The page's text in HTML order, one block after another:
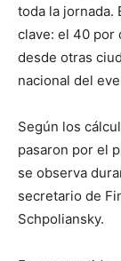
toda la jornada.
clave: el 40 por
desde otras
nacional del
Según los
pasaron por el
se observa
secretario de
Schpoliansky.